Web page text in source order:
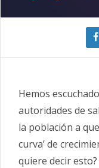
Hemos
autoridades de
la población a
curva’ de
quiere decir esto?